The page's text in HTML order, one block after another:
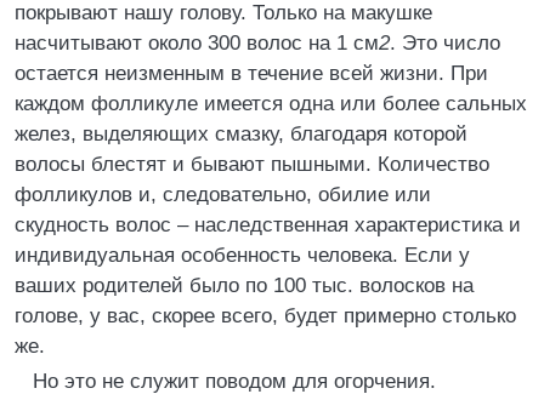
покрывают нашу голову. Только на макушке
насчитывают около 300 волос на 1 см2. Это число
остается неизменным в течение всей жизни. При
каждом фолликуле имеется одна или более сальных
желез, выделяющих смазку, благодаря которой
волосы блестят и бывают пышными. Количество
фолликулов и, следовательно, обилие или
скудность волос – наследственная характеристика и
индивидуальная особенность человека. Если у
ваших родителей было по 100 тыс. волосков на
голове, у вас, скорее всего, будет примерно столько
же.
Но это не служит поводом для огорчения.